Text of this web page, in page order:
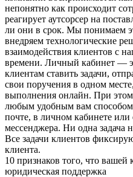
непонятно как происходит
реагирует аутсорсер на
ли они в срок. Мы понимаем
внедряем технологические
взаимодействия клиентов с
времени. Личный кабинет —
клиентам ставить задачи,
свои поручения в одном
выполнения онлайн. При этом
любым удобным вам
почте, в личном кабинете
мессенджера. Ни одна задача
Все задачи клиентов
клиента.
10 признаков того, что вашей
юридическая поддержка